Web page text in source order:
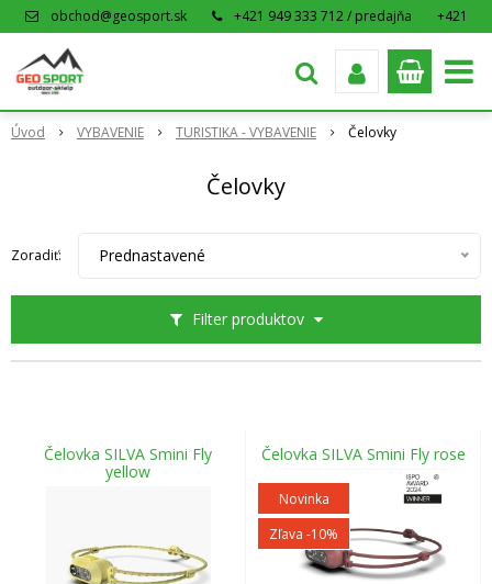
obchod@geosport.sk +421 949 333 712 / predajňa
+421
Úvod VYBAVENIE TURISTIKA - VYBAVENIE Čelovky
Čelovky
Filter produktov
Zoradiť: Prednastavené
Čelovka SILVA Smini Fly
yellow
Čelovka SILVA Smini Fly rose
Novinka
Zľava -10%